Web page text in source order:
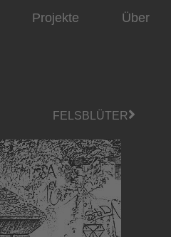
Projekte Über
FELSBLÜTER